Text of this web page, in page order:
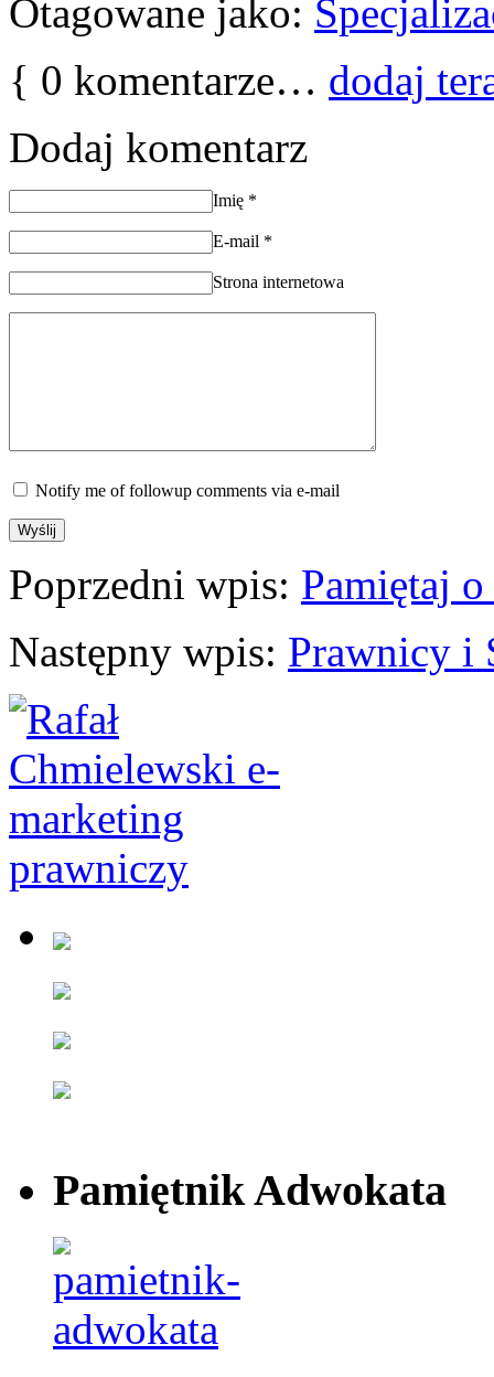
Otagowane jako:
{ 0 komentarze… dodaj
Dodaj komentarz
Imię *
E-mail *
Strona internetowa
Notify me of followup comments via e-mail
Poprzedni wpis: Pamiętaj
Następny wpis: Prawnicy i
Pamiętnik Adwokata